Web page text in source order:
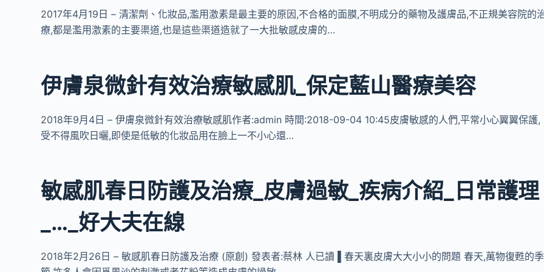
2017年4月19日 – 清潔劑、化妝品,濫用激素是最主要的原因,不合格的面膜,不明成分的藥物及護膚品,不正規美容院的
療,都是濫用激素的主要渠道,也是這些渠道造就了一大批敏感皮膚的…
伊膚泉微針有效治療敏感肌_保定藍山醫療美容
2018年9月4日 – 伊膚泉微針有效治療敏感肌作者:admin 時間:2018-09-04 10:45皮膚敏感的人們,平常小心翼翼保護,
受不得風吹日曬,即使是低敏的化妝品用在臉上一不小心還…
敏感肌春日防護及治療_皮膚過敏_疾病介紹_日常護理
_…_好大夫在線
2018年2月26日 – 敏感肌春日防護及治療 (原創) 發表者:蔡林 人已讀 ▌春天裏皮膚大大小小的問題 春天,萬物復甦的季